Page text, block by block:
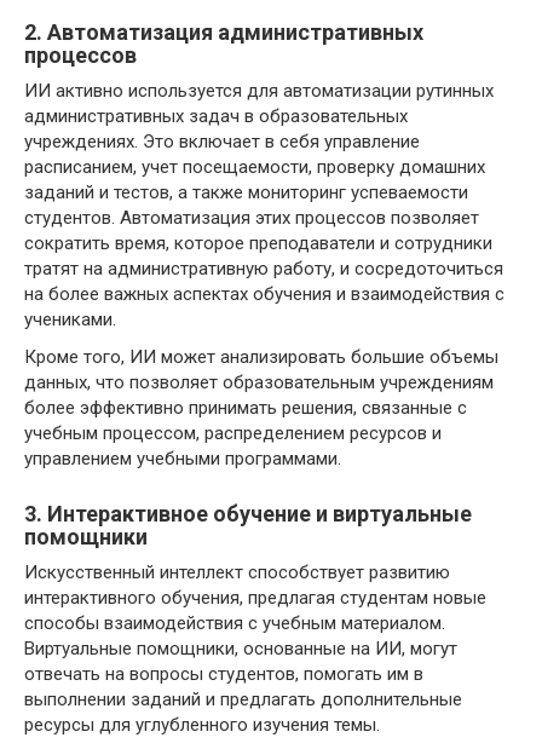
2. Автоматизация административных
процессов
ИИ активно используется для автоматизации рутинных
административных задач в образовательных
учреждениях. Это включает в себя управление
расписанием, учет посещаемости, проверку домашних
заданий и тестов, а также мониторинг успеваемости
студентов. Автоматизация этих процессов позволяет
сократить время, которое преподаватели и сотрудники
тратят на административную работу, и сосредоточиться
на более важных аспектах обучения и взаимодействия с
учениками.
Кроме того, ИИ может анализировать большие объемы
данных, что позволяет образовательным учреждениям
более эффективно принимать решения, связанные с
учебным процессом, распределением ресурсов и
управлением учебными программами.
3. Интерактивное обучение и виртуальные
помощники
Искусственный интеллект способствует развитию
интерактивного обучения, предлагая студентам новые
способы взаимодействия с учебным материалом.
Виртуальные помощники, основанные на ИИ, могут
отвечать на вопросы студентов, помогать им в
выполнении заданий и предлагать дополнительные
ресурсы для углубленного изучения темы.